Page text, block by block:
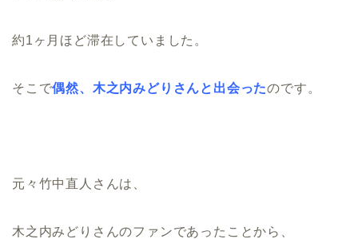
約1ヶ月ほど滞在していました。
そこで偶然、木之内みどりさんと出会ったのです。
元々竹中直人さんは、
木之内みどりさんのファンであったことから、